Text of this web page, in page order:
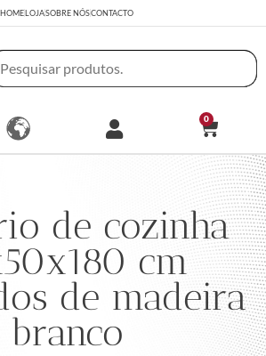
HOMELOJASOBRE NÓSCONTACTO
0
de cozinha
cm
de madeira
branco